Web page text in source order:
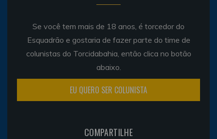
Se você tem mais de 18 anos, é torcedor do
Esquadrão e gostaria de fazer parte do time de
colunistas do Torcidabahia, então clica no botão
abaixo.
EU QUERO SER COLUNISTA
COMPARTILHE